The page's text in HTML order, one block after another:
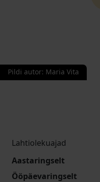
Pildi autor: Maria Vita
Lahtiolekuajad
Aastaringselt
Ööpäevaringselt